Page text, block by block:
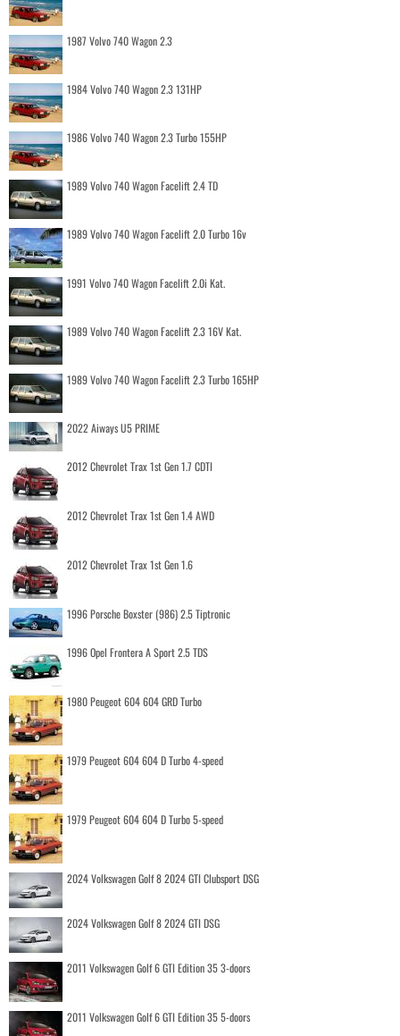
1987 Volvo 740 Wagon 2.3
1984 Volvo 740 Wagon 2.3 131HP
1986 Volvo 740 Wagon 2.3 Turbo 155HP
1989 Volvo 740 Wagon Facelift 2.4 TD
1989 Volvo 740 Wagon Facelift 2.0 Turbo 16v
1991 Volvo 740 Wagon Facelift 2.0i Kat.
1989 Volvo 740 Wagon Facelift 2.3 16V Kat.
1989 Volvo 740 Wagon Facelift 2.3 Turbo 165HP
2022 Aiways U5 PRIME
2012 Chevrolet Trax 1st Gen 1.7 CDTI
2012 Chevrolet Trax 1st Gen 1.4 AWD
2012 Chevrolet Trax 1st Gen 1.6
1996 Porsche Boxster (986) 2.5 Tiptronic
1996 Opel Frontera A Sport 2.5 TDS
1980 Peugeot 604 604 GRD Turbo
1979 Peugeot 604 604 D Turbo 4-speed
1979 Peugeot 604 604 D Turbo 5-speed
2024 Volkswagen Golf 8 2024 GTI Clubsport DSG
2024 Volkswagen Golf 8 2024 GTI DSG
2011 Volkswagen Golf 6 GTI Edition 35 3-doors
2011 Volkswagen Golf 6 GTI Edition 35 5-doors